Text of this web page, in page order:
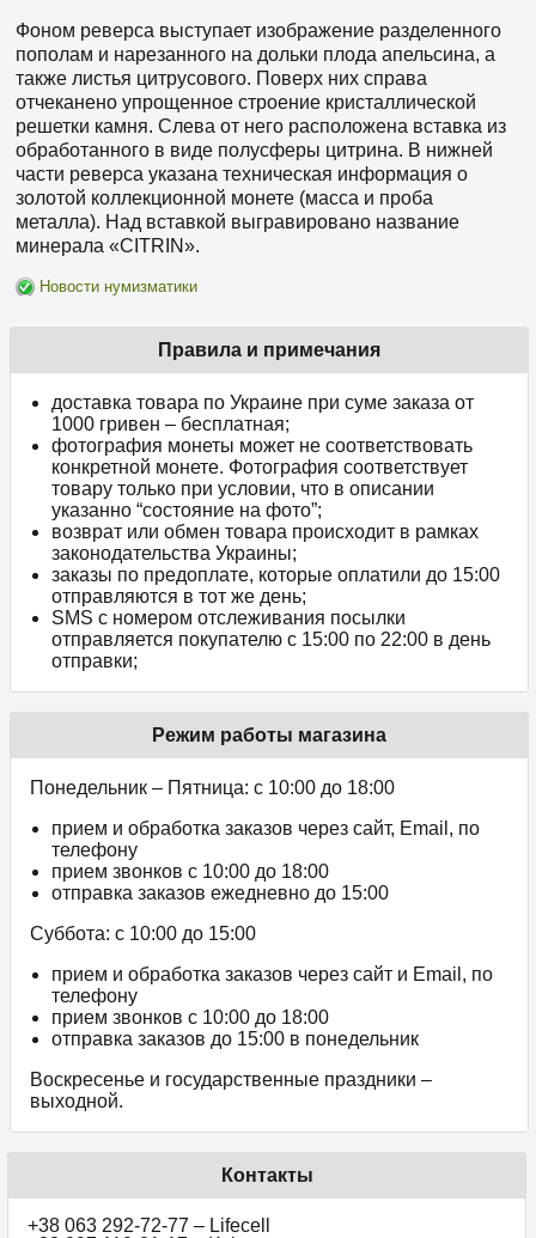
Фоном реверса выступает изображение разделенного
пополам и нарезанного на дольки плода апельсина, а
также листья цитрусового. Поверх них справа
отчеканено упрощенное строение кристаллической
решетки камня. Слева от него расположена вставка из
обработанного в виде полусферы цитрина. В нижней
части реверса указана техническая информация о
золотой коллекционной монете (масса и проба
металла). Над вставкой выгравировано название
минерала «CITRIN».
Новости нумизматики
Правила и примечания
доставка товара по Украине при суме заказа от
1000 гривен – бесплатная;
фотография монеты может не соответствовать
конкретной монете. Фотография соответствует
товару только при условии, что в описании
указанно “состояние на фото”;
возврат или обмен товара происходит в рамках
законодательства Украины;
заказы по предоплате, которые оплатили до 15:00
отправляются в тот же день;
SMS с номером отслеживания посылки
отправляется покупателю с 15:00 по 22:00 в день
отправки;
Режим работы магазина
Понедельник – Пятница: с 10:00 до 18:00
прием и обработка заказов через сайт, Email, по
телефону
прием звонков c 10:00 до 18:00
отправка заказов ежедневно до 15:00
Суббота: с 10:00 до 15:00
прием и обработка заказов через сайт и Email, по
телефону
прием звонков c 10:00 до 18:00
отправка заказов до 15:00 в понедельник
Воскресенье и государственные праздники –
выходной.
Контакты
+38 063 292-72-77 – Lifecell